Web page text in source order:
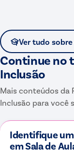
Ver tudo sobre
Continue no
Inclusão
Mais conteúdos da
Inclusão para você
Identifique
em Sala de